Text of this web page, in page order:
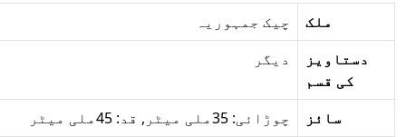
چیک جمہوریہ
دستاویز
کی قسم
دیگر
سائز
چوڑائی: 35ملی میٹر, قد: 45ملی میٹر